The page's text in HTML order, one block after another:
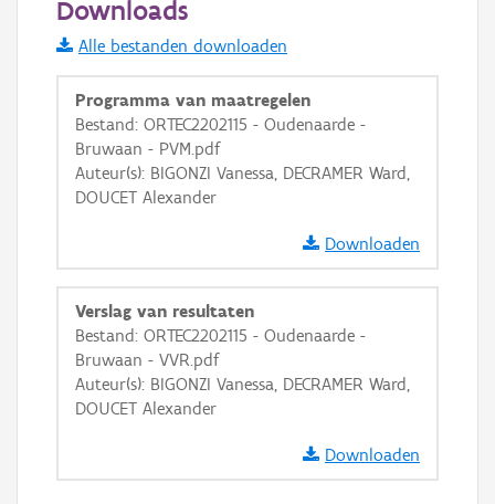
Informatie Vlaanderen
i
+ −
Basis Lagen
OSM-Basiskaart
Ortho
Downloads
Alle bestanden downloaden
Programma van maatregelen
Bestand: ORTEC2202115 - Oudenaarde -
Bruwaan - PVM.pdf
Auteur(s): BIGONZI Vanessa, DECRAMER Ward,
DOUCET Alexander
Downloaden
Verslag van resultaten
Bestand: ORTEC2202115 - Oudenaarde -
Bruwaan - VVR.pdf
Auteur(s): BIGONZI Vanessa, DECRAMER Ward,
DOUCET Alexander
Downloaden